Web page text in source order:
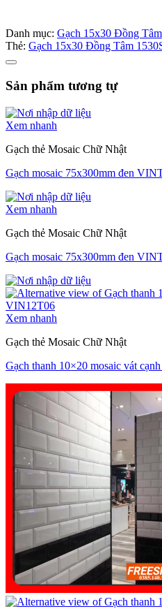
Danh mục: Gạch 15x30 Đồng Tâm
Thẻ: Gạch 15x30 Đồng Tâm
Sản phẩm tương tự
Xem nhanh
Gạch thẻ Mosaic Chữ Nhật
Gạch mosaic 75x300mm đen
Xem nhanh
Gạch thẻ Mosaic Chữ Nhật
Gạch mosaic 75x300mm đen
Xem nhanh
Gạch thẻ Mosaic Chữ Nhật
Gạch thanh 10×20 mosaic vát